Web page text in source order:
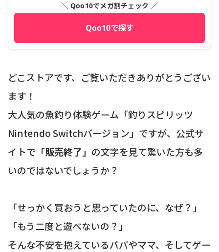
＼ Qoo10でメガ割チェック ／
Qoo10で探す
どこストアです、ご覧いただきありがとうござい
ます！
大人気の魚釣り体験ゲーム「釣りスピリッツ
Nintendo Switchバージョン」ですが、公式サ
イトで 「販売終了」 の文字を見て驚いた方も多
いのではないでしょうか？
「せっかく買おうと思っていたのに、なぜ？」
「もう二度と遊べないの？」
そんな不安を抱えているパパやママ、そしてゲー